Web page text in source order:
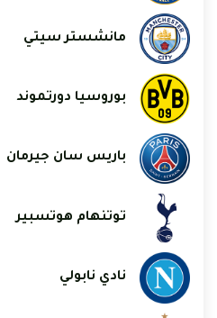
مانشستر سيتي
بوروسيا دورتموند
باريس سان جيرمان
توتنهام هوتسبير
نادي نابولي